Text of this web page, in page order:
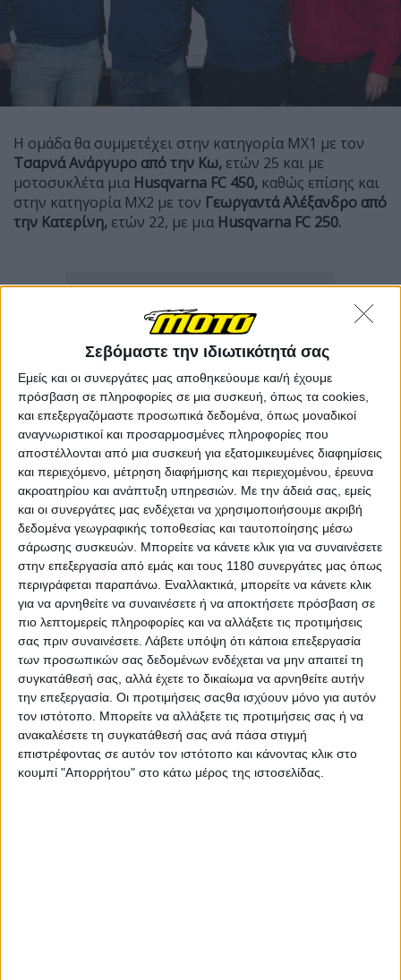
Σεβόμαστε την ιδιωτικότητά σας
Εμείς και οι συνεργάτες μας αποθηκεύουμε και/ή έχουμε
πρόσβαση σε πληροφορίες σε μια συσκευή, όπως τα cookies,
και επεξεργαζόμαστε προσωπικά δεδομένα, όπως μοναδικοί
αναγνωριστικοί και προσαρμοσμένες πληροφορίες που
αποστέλλονται από μια συσκευή για εξατομικευμένες διαφημίσεις
και περιεχόμενο, μέτρηση διαφήμισης και περιεχομένου, έρευνα
ακροατηρίου και ανάπτυξη υπηρεσιών. Με την άδειά σας, εμείς
και οι συνεργάτες μας ενδέχεται να χρησιμοποιήσουμε ακριβή
δεδομένα γεωγραφικής τοποθεσίας και ταυτοποίησης μέσω
σάρωσης συσκευών. Μπορείτε να κάνετε κλικ για να συναινέσετε
στην επεξεργασία από εμάς και τους 1180 συνεργάτες μας όπως
περιγράφεται παραπάνω. Εναλλακτικά, μπορείτε να κάνετε κλικ
για να αρνηθείτε να συναινέσετε ή να αποκτήσετε πρόσβαση σε
πιο λεπτομερείς πληροφορίες και να αλλάξετε τις προτιμήσεις
σας πριν συναινέσετε. Λάβετε υπόψη ότι κάποια επεξεργασία
των προσωπικών σας δεδομένων ενδέχεται να μην απαιτεί τη
συγκατάθεσή σας, αλλά έχετε το δικαίωμα να αρνηθείτε αυτήν
την επεξεργασία. Οι προτιμήσεις σαςθα ισχύουν μόνο για αυτόν
τον ιστότοπο. Μπορείτε να αλλάξετε τις προτιμήσεις σας ή να
ανακαλέσετε τη συγκατάθεσή σας ανά πάσα στιγμή
επιστρέφοντας σε αυτόν τον ιστότοπο και κάνοντας κλικ στο
κουμπί "Απορρήτου" στο κάτω μέρος της ιστοσελίδας.
Η ομάδα θα συμμετέχει στην κατηγορία ΜΧ1 με τον
Τσαρνά Ανάργυρο από την Κω, ετών 25 και με
μοτοσυκλέτα μια Husqvarna FC 450, καθώς επίσης και
στην κατηγορία ΜΧ2 με τον Γεωργαντά Αλέξανδρο από
την Κατερίνη, ετών 22, με μια Husqvarna FC 250.